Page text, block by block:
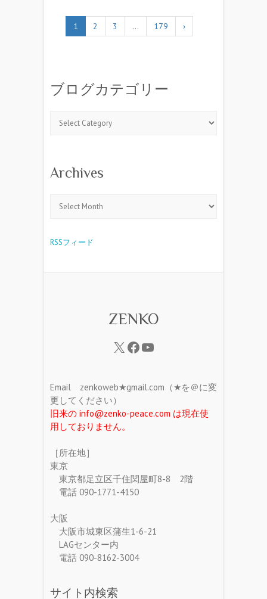
1 2 3 … 179 ›
ブログカテゴリー
Archives
RSSフィード
ZENKO
Email zenkoweb★gmail.com（★を＠に変
更してください）
旧来の info@zenko-peace.com は現在使
用しておりません。
［所在地］
東京
東京都足立区千住関屋町8-8 2階
電話 090-1771-4150
大阪
大阪市城東区蒲生1-6-21
LAGセンター内
電話 090-8162-3004
サイト内検索